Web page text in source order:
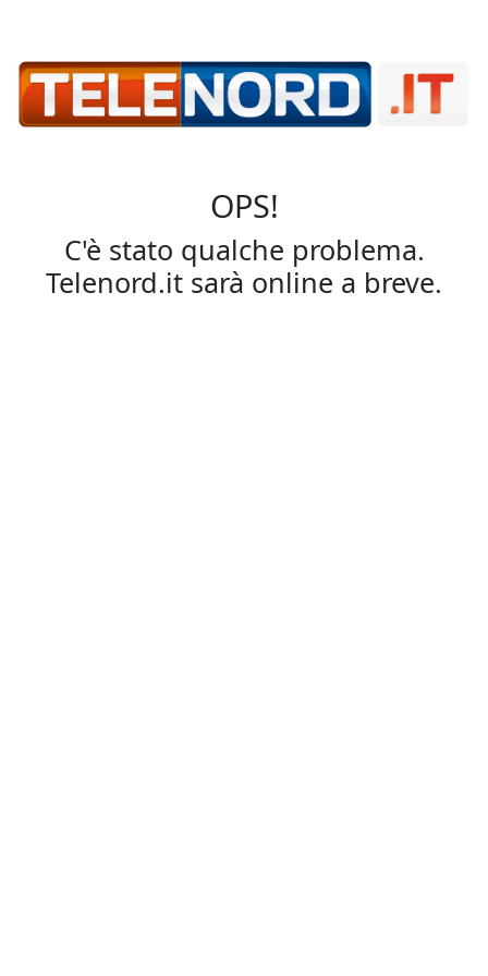
OPS!
C'è stato qualche problema.
Telenord.it sarà online a breve.